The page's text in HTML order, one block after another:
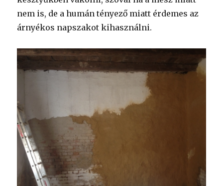
nem is, de a humán tényező miatt érdemes az
árnyékos napszakot kihasználni.